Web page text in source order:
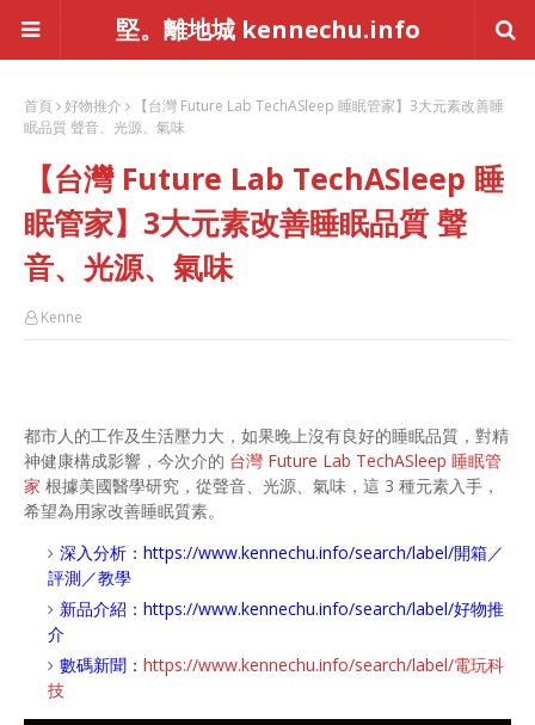
堅。離地城 kennechu.info
首頁 好物推介
【台灣 Future Lab TechASleep 睡眠管家】3大元素改善睡
眠品質 聲音、光源、氣味
【台灣 Future Lab TechASleep 睡
眠管家】3大元素改善睡眠品質 聲
音、光源、氣味
Kenne
都市人的工作及生活壓力大，如果晚上沒有良好的睡眠品質，對精
神健康構成影響，今次介的 台灣 Future Lab TechASleep 睡眠管
家 根據美國醫學研究，從聲音、光源、氣味，這 3 種元素入手，
希望為用家改善睡眠質素。
深入分析： https://www.kennechu.info/search/label/開箱／
評測／教學
新品介紹： https://www.kennechu.info/search/label/好物推
介
數碼新聞： https://www.kennechu.info/search/label/電玩科
技